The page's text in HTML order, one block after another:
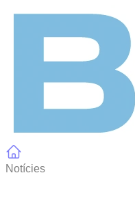
Notícies